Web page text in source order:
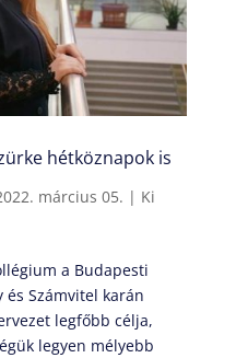
hétköznapok is
március 05. | Ki
a Budapesti
és Számvitel karán
legfőbb célja,
legyen mélyebb